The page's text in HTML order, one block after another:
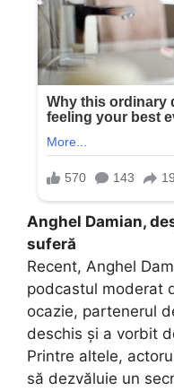
Anghel Damian,
suferă
Recent, Anghel
podcastul moderat
ocazie, partenerul
deschis și a vorbit
Printre altele,
să dezvăluie un